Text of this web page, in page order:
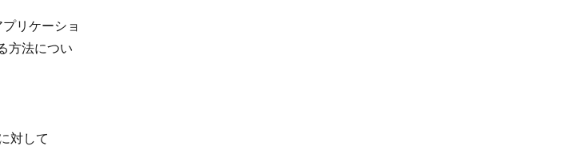
リケーショ
方法につい
対して